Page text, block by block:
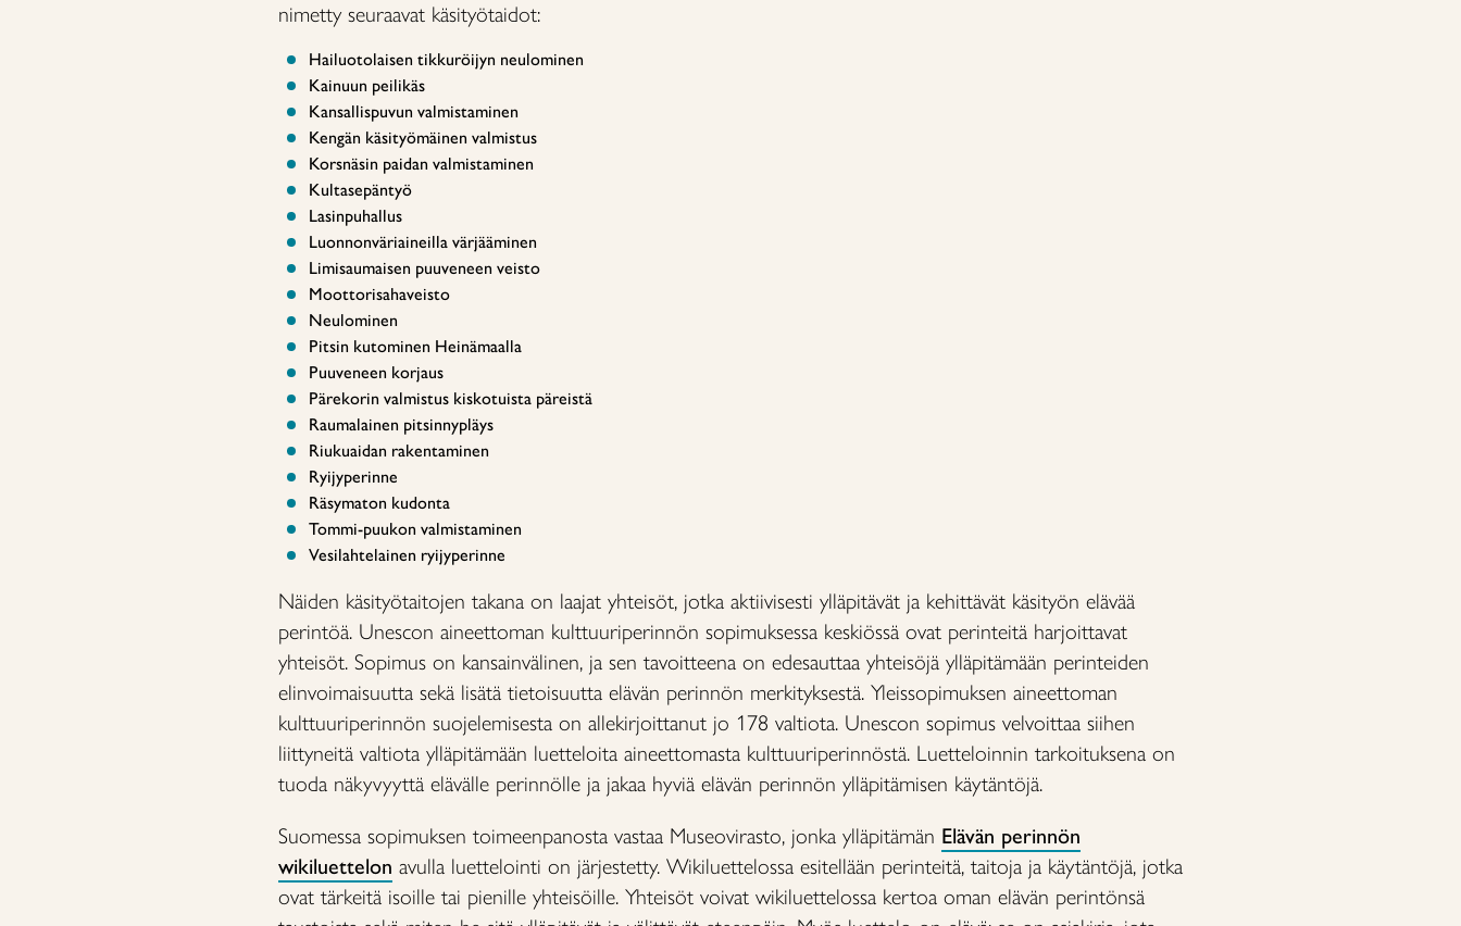
nimetty seuraavat käsityötaidot:
Hailuotolaisen tikkuröijyn neulominen
Kainuun peilikäs
Kansallispuvun valmistaminen
Kengän käsityömäinen valmistus
Korsnäsin paidan valmistaminen
Kultasepäntyö
Lasinpuhallus
Luonnonväriaineilla värjääminen
Limisaumaisen puuveneen veisto
Moottorisahaveisto
Neulominen
Pitsin kutominen Heinämaalla
Puuveneen korjaus
Pärekorin valmistus kiskotuista päreistä
Raumalainen pitsinnypläys
Riukuaidan rakentaminen
Ryijyperinne
Räsymaton kudonta
Tommi-puukon valmistaminen
Vesilahtelainen ryijyperinne
Näiden käsityötaitojen takana on laajat yhteisöt, jotka aktiivisesti ylläpitävät ja kehittävät käsityön elävää
perintöä. Unescon aineettoman kulttuuriperinnön sopimuksessa keskiössä ovat perinteitä harjoittavat
yhteisöt. Sopimus on kansainvälinen, ja sen tavoitteena on edesauttaa yhteisöjä ylläpitämään perinteiden
elinvoimaisuutta sekä lisätä tietoisuutta elävän perinnön merkityksestä. Yleissopimuksen aineettoman
kulttuuriperinnön suojelemisesta on allekirjoittanut jo 178 valtiota. Unescon sopimus velvoittaa siihen
liittyneitä valtiota ylläpitämään luetteloita aineettomasta kulttuuriperinnöstä. Luetteloinnin tarkoituksena on
tuoda näkyvyyttä elävälle perinnölle ja jakaa hyviä elävän perinnön ylläpitämisen käytäntöjä.
Suomessa sopimuksen toimeenpanosta vastaa Museovirasto, jonka ylläpitämän Elävän perinnön
wikiluettelon avulla luettelointi on järjestetty. Wikiluettelossa esitellään perinteitä, taitoja ja käytäntöjä, jotka
ovat tärkeitä isoille tai pienille yhteisöille. Yhteisöt voivat wikiluettelossa kertoa oman elävän perintönsä